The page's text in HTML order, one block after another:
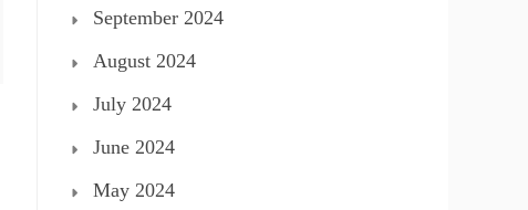
September 2024
August 2024
July 2024
June 2024
May 2024